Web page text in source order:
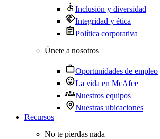
Inclusión y diversidad
Integridad y ética
Política corporativa
Únete a nosotros
Oportunidades de empleo
La vida en McAfee
Nuestros equipos
Nuestras ubicaciones
Recursos
No te pierdas nada